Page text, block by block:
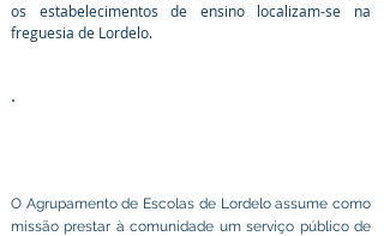
os estabelecimentos de ensino localizam-se na
freguesia de Lordelo.
O Agrupamento de Escolas de Lordelo assume como
missão prestar à comunidade um serviço público de